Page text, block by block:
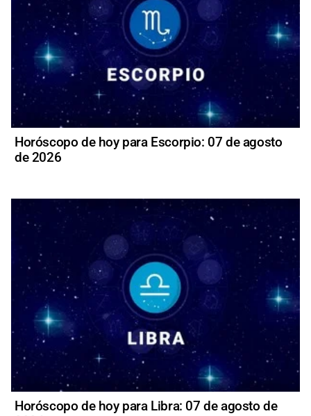
Horóscopo de hoy para Escorpio: 07 de agosto
de 2026
Horóscopo de hoy para Libra: 07 de agosto de